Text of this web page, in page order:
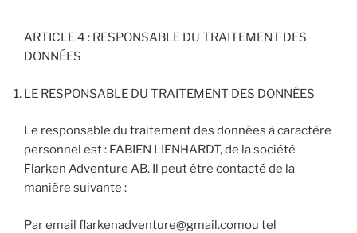
ARTICLE 4 : RESPONSABLE DU TRAITEMENT DES
DONNÉES
LE RESPONSABLE DU TRAITEMENT DES DONNÉES
Le responsable du traitement des données à caractère
personnel est : FABIEN LIENHARDT, de la société
Flarken Adventure AB. Il peut être contacté de la
manière suivante :
Par email flarkenadventure@gmail.comou tel